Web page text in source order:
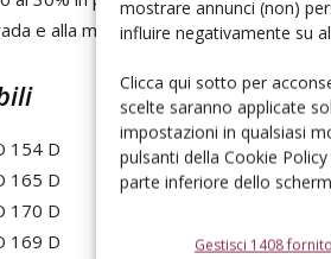
mostrare annunci (non)
influire negativamente su
Clicca qui sotto per
scelte saranno applicate
impostazioni in qualsiasi
pulsanti della Cookie
parte inferiore dello
Gestisci 1408
e alla mescola di gomma
154 D
165 D
170 D
169 D